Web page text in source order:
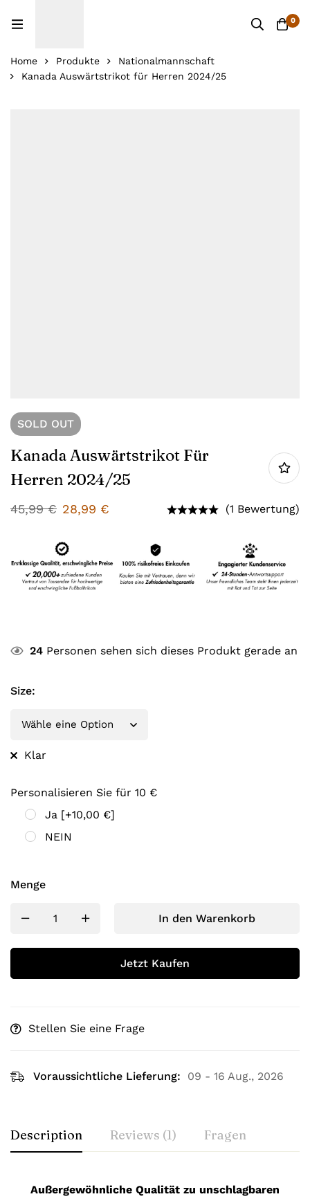
0
Home Produkte
Nationalmannschaft
Kanada Auswärtstrikot für Herren 2024/25
SOLD OUT
Kanada Auswärtstrikot Für
Herren 2024/25
45,99€ 28,99 € (1 Bewertung)
24 Personen sehen sich dieses Produkt gerade an
Size:
Klar
Personalisieren Sie für 10 €
Ja [+10,00 €]
NEIN
Menge
In den Warenkorb
Jetzt Kaufen
Stellen Sie eine Frage
Voraussichtliche Lieferung: 09 - 16 Aug., 2026
Description Reviews (1) Fragen
Außergewöhnliche Qualität zu unschlagbaren